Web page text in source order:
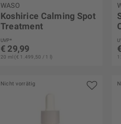
WASO
Koshirice Calming Spot
Treatment
UVP*
€ 29,99
20 ml (€ 1.499,50 / 1 l)
Nicht vorrätig